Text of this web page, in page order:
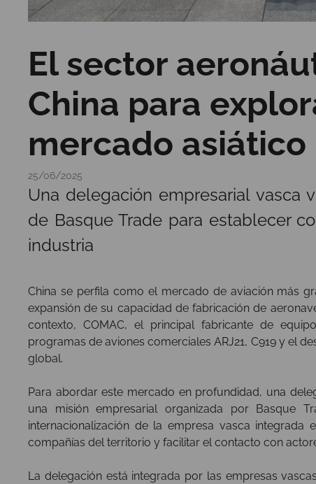
El sector
China para
mercado asiático
25/06/2025
Una delegación empresarial vasca
de Basque Trade para establecer
industria
China se perfila como el mercado de aviación más
expansión de su capacidad de fabricación de
contexto, COMAC, el principal fabricante de
programas de aviones comerciales ARJ21, C919 y el
global.
Para abordar este mercado en profundidad, una
una misión empresarial organizada por Basque
internacionalización de la empresa vasca
compañías del territorio y facilitar el contacto con
La delegación está integrada por las empresas